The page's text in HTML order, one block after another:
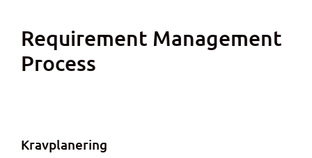
Requirement Management
Process
Kravplanering